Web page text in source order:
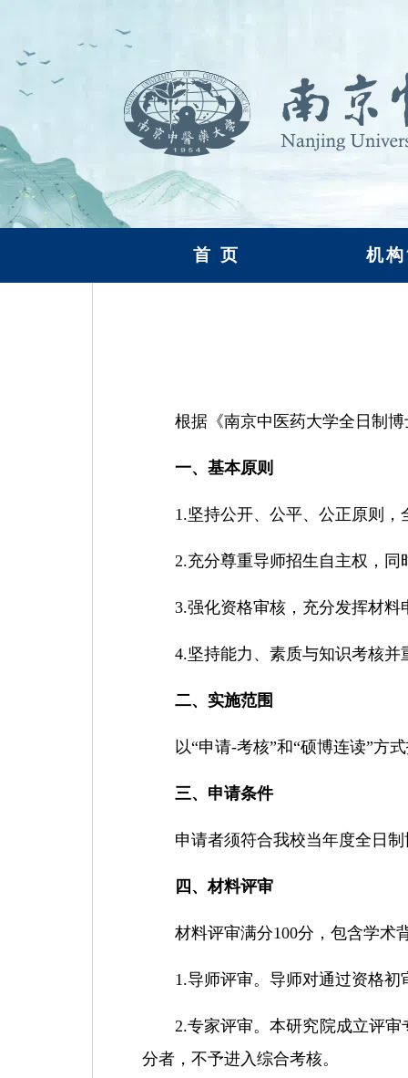
首 页 机
根据《南京中医药大学全日制
一、基本原则
1.坚持公开、公平、公正原则
2.充分尊重导师招生自主权，
3.强化资格审核，充分发挥材料
4.坚持能力、素质与知识考核
二、实施范围
以“申请-考核”和“硕博连读”方
三、申请条件
申请者须符合我校当年度全日制
四、材料评审
材料评审满分100分 ，包含学术
1.导师评审。 导师对通过资格初
2.专家评审。本研究院成立评审
分者， 不予进入综合考核。